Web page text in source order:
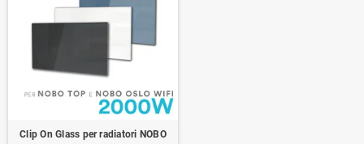
Clip On Glass per radiatori NOBO